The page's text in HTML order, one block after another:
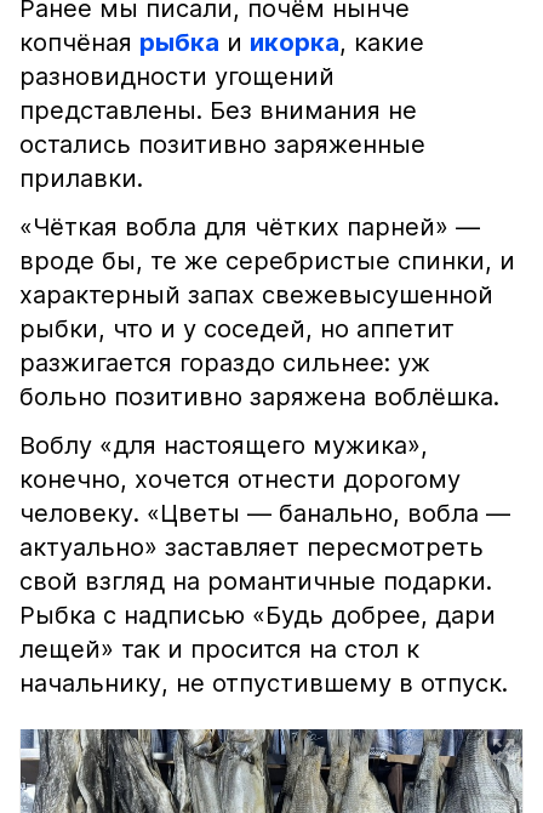
Ранее мы писали, почём нынче
копчёная рыбка и икорка, какие
разновидности угощений
представлены. Без внимания не
остались позитивно заряженные
прилавки.
«Чёткая вобла для чётких парней» —
вроде бы, те же серебристые спинки, и
характерный запах свежевысушенной
рыбки, что и у соседей, но аппетит
разжигается гораздо сильнее: уж
больно позитивно заряжена воблёшка.
Воблу «для настоящего мужика»,
конечно, хочется отнести дорогому
человеку. «Цветы — банально, вобла —
актуально» заставляет пересмотреть
свой взгляд на романтичные подарки.
Рыбка с надписью «Будь добрее, дари
лещей» так и просится на стол к
начальнику, не отпустившему в отпуск.